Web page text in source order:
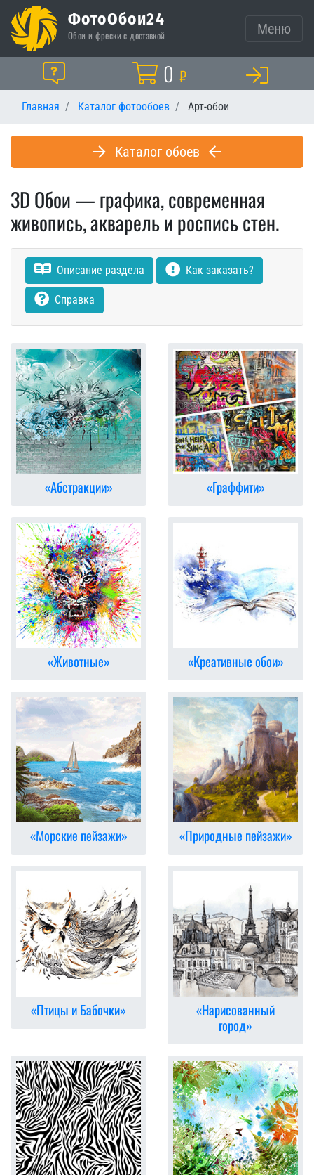
ФотоОбои24
Обои и фрески с доставкой Меню
Помощь Корзина
0 ₽
Главная Каталог фотообоев Арт-обои
Каталог обоев
3D Обои — графика, современная
живопись, акварель и роспись стен.
Описание раздела Как заказать?
Справка
«Абстракции» «Граффити»
«Животные» «Креативные обои»
«Морские пейзажи» «Природные пейзажи»
«Птицы и Бабочки»
«Нарисованный
город»